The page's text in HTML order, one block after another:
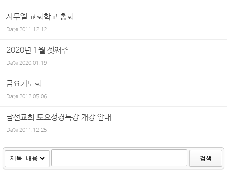
사무엘 교회학교 총회
Date2011.12.12
2020년 1월 셋째주
Date2020.01.19
금요기도회
Date2012.05.06
남선교회 토요성경특강 개강 안내
Date2011.12.25
검색